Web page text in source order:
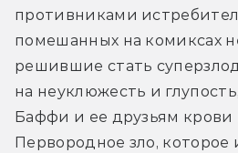
противниками
помешанных на комиксах
решившие стать
на неуклюжесть и
Баффи и ее друзьям
Первородное зло,